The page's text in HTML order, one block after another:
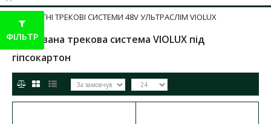
МАГНІТНІ ТРЕКОВІ СИСТЕМИ 48V УЛЬТРАСЛІМ VIOLUX
Вбудована трекова система VIOLUX під
гіпсокартон
ФІЛЬТР